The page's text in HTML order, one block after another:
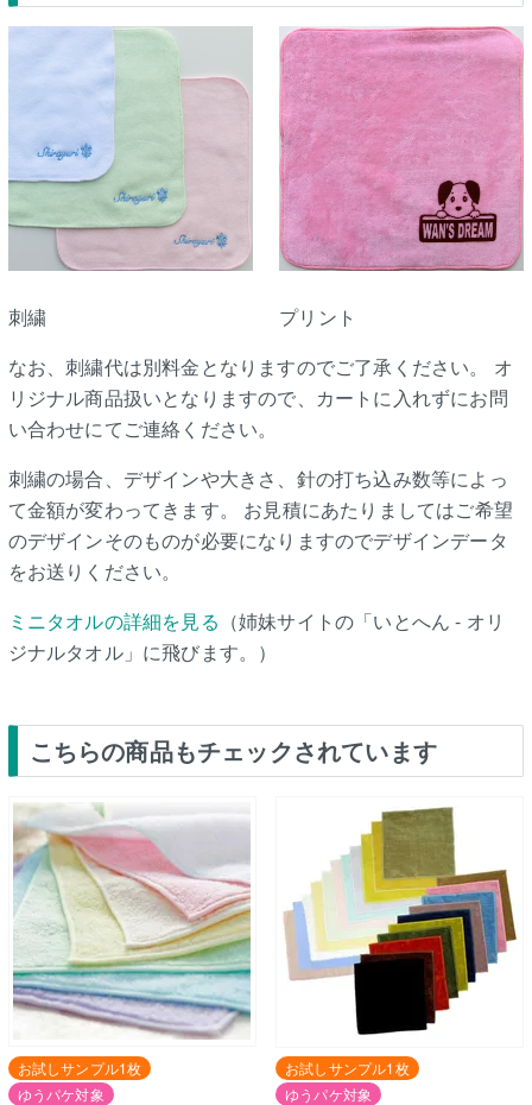
刺繍
プリント
なお、刺繍代は別料金となりますのでご了承ください。 オ
リジナル商品扱いとなりますので、カートに入れずにお問
い合わせにてご連絡ください。
刺繍の場合、デザインや大きさ、針の打ち込み数等によっ
て金額が変わってきます。 お見積にあたりましてはご希望
のデザインそのものが必要になりますのでデザインデータ
をお送りください。
ミニタオルの詳細を見る （姉妹サイトの「いとへん - オリ
ジナルタオル」に飛びます。）
こちらの商品もチェックされています
お試しサンプル1枚
ゆうパケ対象
お試しサンプル1枚
ゆうパケ対象